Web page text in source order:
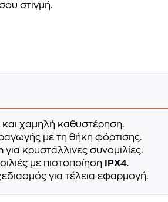
στιγμή.
χαμηλή καθυστέρηση.
με τη θήκη φόρτισης.
για κρυστάλλινες συνομιλίες.
με πιστοποίηση IPX4.
για τέλεια εφαρμογή.